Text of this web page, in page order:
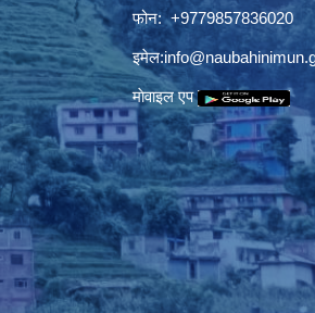
फोन: +9779857836020
इमेल:
माेवाइल एप